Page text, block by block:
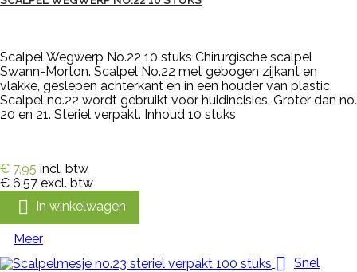
Scalpel Wegwerp No.22 10 stuks Chirurgische scalpel
Swann-Morton. Scalpel No.22 met gebogen zijkant en
vlakke, geslepen achterkant en in een houder van plastic.
Scalpel no.22 wordt gebruikt voor huidincisies. Groter dan no.
20 en 21. Steriel verpakt. Inhoud 10 stuks
€ 7,95 incl. btw
€ 6,57 excl. btw
 In winkelwagen
Meer
 Snel